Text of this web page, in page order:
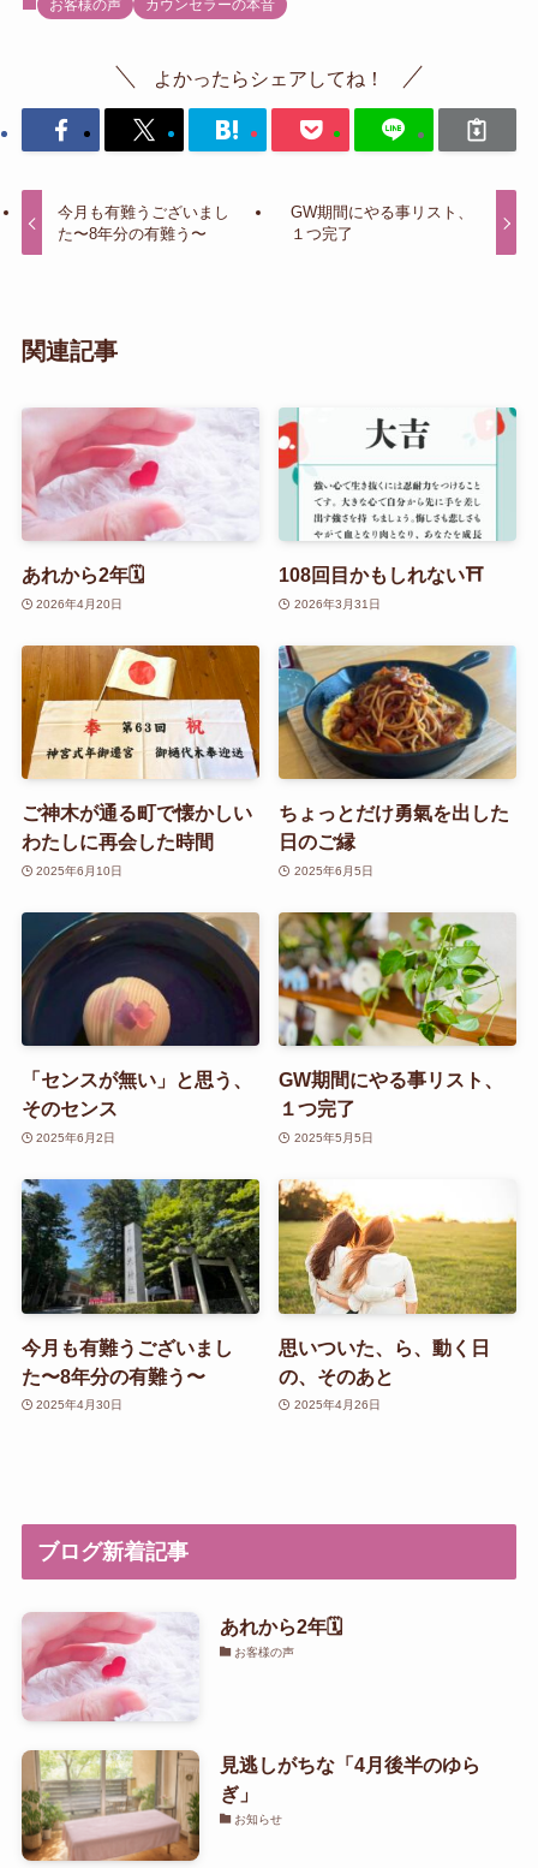
お客様の声 カウンセラーの本音
よかったらシェアしてね！
今月も有難うございまし
た〜8年分の有難う〜
GW期間にやる事リスト、
１つ完了
関連記事
あれから2年🗓️
2026年4月20日
108回目かもしれない⛩️
2026年3月31日
ご神木が通る町で懐かしい
わたしに再会した時間
2025年6月10日
ちょっとだけ勇氣を出した
日のご縁
2025年6月5日
「センスが無い」と思う、
そのセンス
2025年6月2日
GW期間にやる事リスト、
１つ完了
2025年5月5日
今月も有難うございまし
た〜8年分の有難う〜
2025年4月30日
思いついた、ら、動く日
の、そのあと
2025年4月26日
ブログ新着記事
あれから2年🗓️
お客様の声
見逃しがちな「4月後半のゆら
ぎ」
お知らせ